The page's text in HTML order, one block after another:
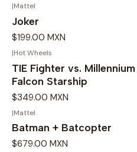
|Mattel
Joker
$199.00 MXN
|Hot Wheels
TIE Fighter vs. Millennium
Falcon Starship
$349.00 MXN
|Mattel
Batman + Batcopter
$679.00 MXN